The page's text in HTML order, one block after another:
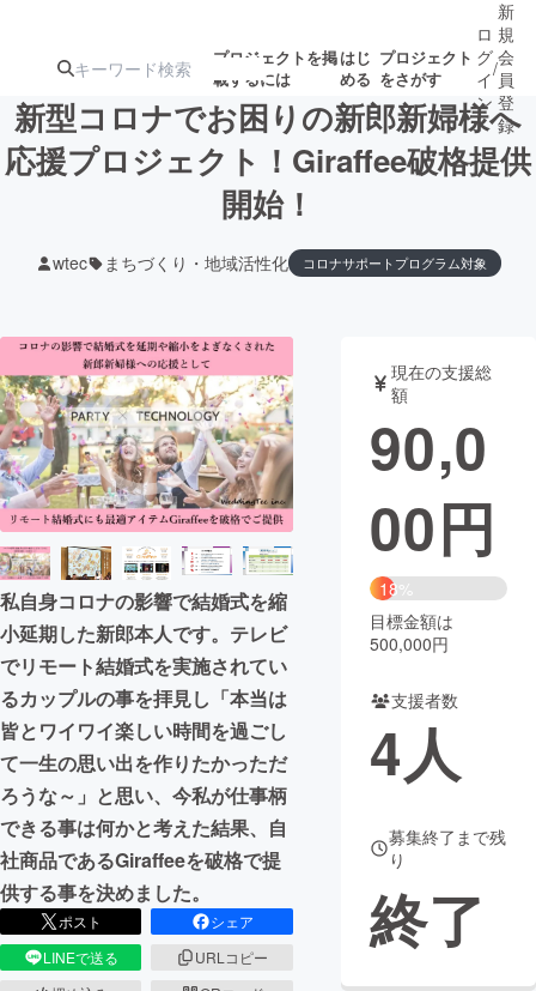
プロジェクトを掲
載するには
はじ
める
プロジェクト
をさがす
注目の新着プロ 募集終了が近いプ
テクノロジー・ガジェット ゲーム・サ
映像・映画 書籍・雑誌
ビジネス・起業 チャレンジ
まちづくり・地域活性化
CAMPFIRE for Social Good
CAMPFIRE Creation
CAMPFIREふるさと納税machi-ya コミュニティ
ロ
グ
イ
ン
/
新
規
会
員
登
録
新型コロナでお困りの新郎新婦様へ
応援プロジェクト！Giraffee破格提供
開始！
wtec まちづくり・地域活性化 コロナサポートプログラム対象
私自身コロナの影響で結婚式を縮
小延期した新郎本人です。テレビ
でリモート結婚式を実施されてい
るカップルの事を拝見し「本当は
皆とワイワイ楽しい時間を過ごし
て一生の思い出を作りたかっただ
ろうな～」と思い、今私が仕事柄
できる事は何かと考えた結果、自
社商品であるGiraffeeを破格で提
供する事を決めました。
ポスト
シェア
LINEで送る
URLコピー
現在の支援総
額
90,0
00円
18%
目標金額は
500,000円
支援者数
4人
募集終了まで残
り
終了